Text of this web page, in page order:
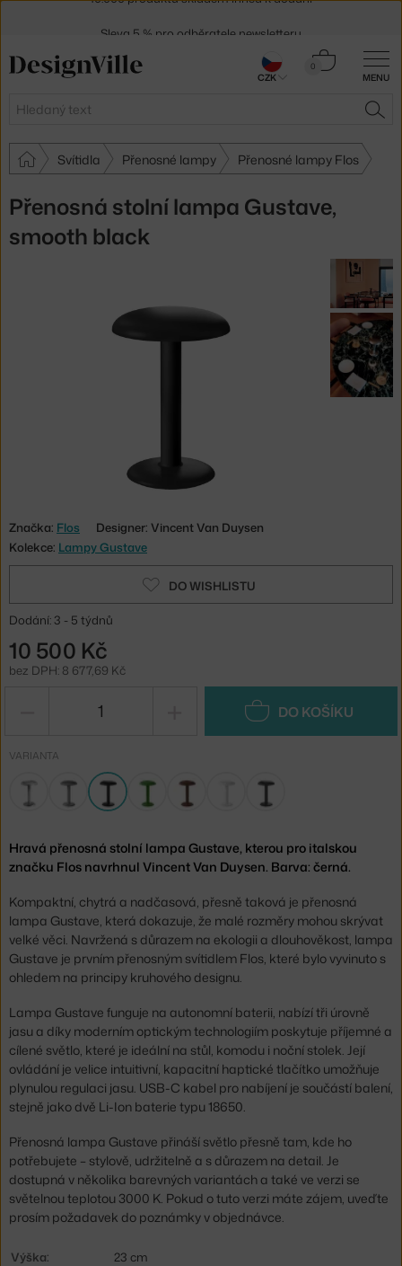
MENU
Hledat
0
Košík
Svítidla Přenosné lampy Přenosné lampy Flos
Přenosná stolní lampa Gustave,
smooth black
Značka: Flos
Designer: Vincent Van Duysen
Kolekce: Lampy Gustave
DO WISHLISTU
Dodání: 3 - 5 týdnů
10 500 Kč
bez DPH: 8 677,69 Kč
DO KOŠÍKU
VARIANTA
Hravá přenosná stolní lampa Gustave, kterou pro italskou
značku Flos navrhnul Vincent Van Duysen. Barva: černá.
Kompaktní, chytrá a nadčasová, přesně taková je přenosná
lampa Gustave, která dokazuje, že malé rozměry mohou skrývat
velké věci. Navržená s důrazem na ekologii a dlouhověkost, lampa
Gustave je prvním přenosným svítidlem Flos, které bylo vyvinuto s
ohledem na principy kruhového designu.
Lampa Gustave funguje na autonomní baterii, nabízí tři úrovně
jasu a díky moderním optickým technologiím poskytuje příjemné a
cílené světlo, které je ideální na stůl, komodu i noční stolek. Její
ovládání je velice intuitivní, kapacitní haptické tlačítko umožňuje
plynulou regulaci jasu. USB-C kabel pro nabíjení je součástí balení,
stejně jako dvě Li-Ion baterie typu 18650.
Přenosná lampa Gustave přináší světlo přesně tam, kde ho
potřebujete – stylově, udržitelně a s důrazem na detail. Je
dostupná v několika barevných variantách a také ve verzi se
světelnou teplotou 3000 K. Pokud o tuto verzi máte zájem, uveďte
prosím požadavek do poznámky v objednávce.
Výška:
23 cm
30 dní na vrácení zboží
CZK